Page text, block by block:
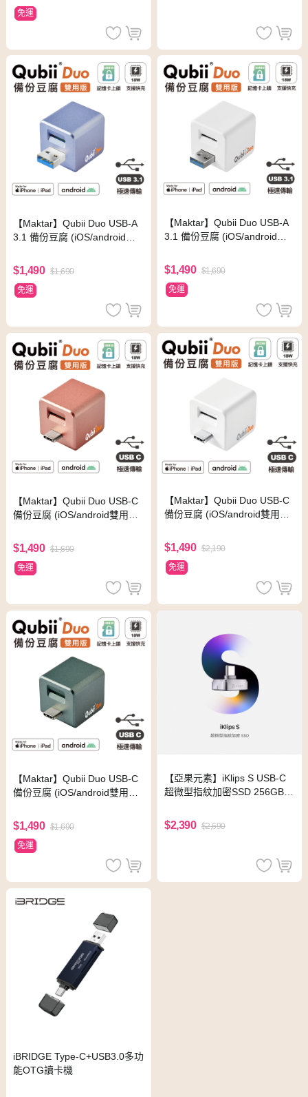
免運
【Maktar】Qubii Duo USB-A
3.1 備份豆腐 (iOS/android雙
$1,490 $1,690
免運
【Maktar】Qubii Duo USB-A
3.1 備份豆腐 (iOS/android雙
$1,490 $1,690
免運
【Maktar】Qubii Duo USB-C
備份豆腐 (iOS/android雙用版)
$1,490 $1,690
免運
【Maktar】Qubii Duo USB-C
備份豆腐 (iOS/android雙用版)
$1,490 $2,190
免運
【Maktar】Qubii Duo USB-C
備份豆腐 (iOS/android雙用版)
$1,490 $1,690
免運
【亞果元素】iKlips S USB-C
超微型指紋加密SSD 256GB-
$2,390 $2,690
iBRIDGE Type-C+USB3.0多功
能OTG讀卡機